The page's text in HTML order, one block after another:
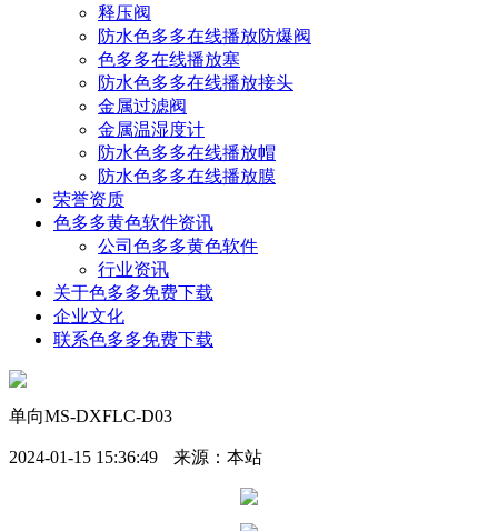
释压阀
防水色多多在线播放防爆阀
色多多在线播放塞
防水色多多在线播放接头
金属过滤阀
金属温湿度计
防水色多多在线播放帽
防水色多多在线播放膜
荣誉资质
色多多黄色软件资讯
公司色多多黄色软件
行业资讯
关于色多多免费下载
企业文化
联系色多多免费下载
单向MS-DXFLC-D03
2024-01-15 15:36:49 来源：本站